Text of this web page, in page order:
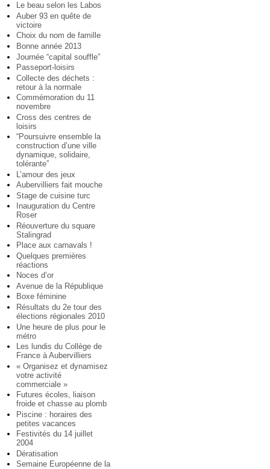
Le beau selon les Labos
Auber 93 en quête de
victoire
Choix du nom de famille
Bonne année 2013
Journée “capital souffle”
Passeport-loisirs
Collecte des déchets :
retour à la normale
Commémoration du 11
novembre
Cross des centres de
loisirs
“Poursuivre ensemble la
construction d’une ville
dynamique, solidaire,
tolérante”
L’amour des jeux
Aubervilliers fait mouche
Stage de cuisine turc
Inauguration du Centre
Roser
Réouverture du square
Stalingrad
Place aux carnavals !
Quelques premières
réactions
Noces d’or
Avenue de la République
Boxe féminine
Résultats du 2e tour des
élections régionales 2010
Une heure de plus pour le
métro
Les lundis du Collège de
France à Aubervilliers
« Organisez et dynamisez
votre activité
commerciale »
Futures écoles, liaison
froide et chasse au plomb
Piscine : horaires des
petites vacances
Festivités du 14 juillet
2004
Dératisation
Semaine Européenne de la